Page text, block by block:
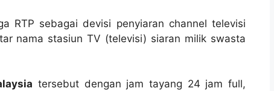
RTP sebagai devisi penyiaran channel televisi
nama stasiun TV (televisi) siaran milik swasta
tersebut dengan jam tayang 24 jam full,